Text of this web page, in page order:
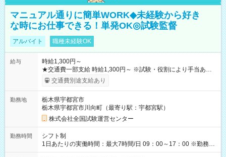
マニュアル通りに簡単WORK◆未経験から好き
な時にお仕事できる！単発OK◎試験監督
アルバイト 職種未経験OK
給与
時給1,300円～
★交通費一部支給 時給1,300円～ ※試験・役割により手当あり
※勤務回数により昇給あり 【即給（前払い）オプションあ
り！】 希望される場合、勤務から1週間ほどで給与の一部を受け
例】 ・河合塾模擬試験 8:30～17:30（休憩1時間） 時給1,300円
×8時間＝日収10,400円＋交通費 ※当日の役割により時給＋100
円の場合あり ・国家試験 7:00～13:30（休憩なし） 時給1,300
円（役割手当＋100円）×6時間＝日収8,400円＋交通費 【試用期
間】試用期間なし
交通費別途支給あり
勤務地
栃木県宇都宮市
栃木県宇都宮市川向町（最寄り駅：宇都宮駅）
株式会社全国試験運営センター
勤務時間
シフト制
1日あたりの実働時間：最大7時間/日 09：00～17：00 ※勤務時
間は 試験により異なります。